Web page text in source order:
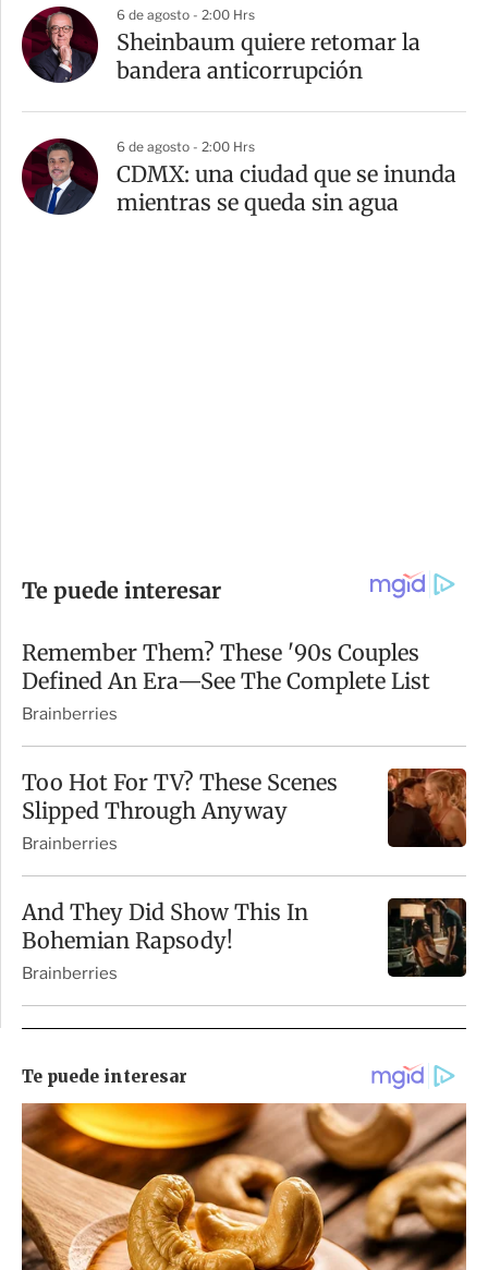
6 de agosto - 2:00 Hrs
Sheinbaum quiere retomar la
bandera anticorrupción
6 de agosto - 2:00 Hrs
CDMX: una ciudad que se inunda
mientras se queda sin agua